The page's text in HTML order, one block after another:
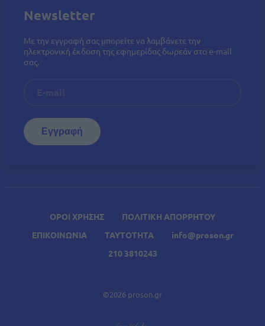
ΟΡΟΙ ΧΡΗΣΗΣ
ΠΟΛΙΤΙΚΗ ΑΠΟΡΡΗΤΟΥ
ΕΠΙΚΟΙΝΩΝΙΑ
ΤΑΥΤΟΤΗΤΑ
info@proson.gr
210 3810243
©2026 proson.gr
Newsletter
Με την εγγραφή σας μπορείτε να λαμβάνετε την
ηλεκτρονική έκδοση της εφημερίδας δωρεάν στο e-mail
σας.